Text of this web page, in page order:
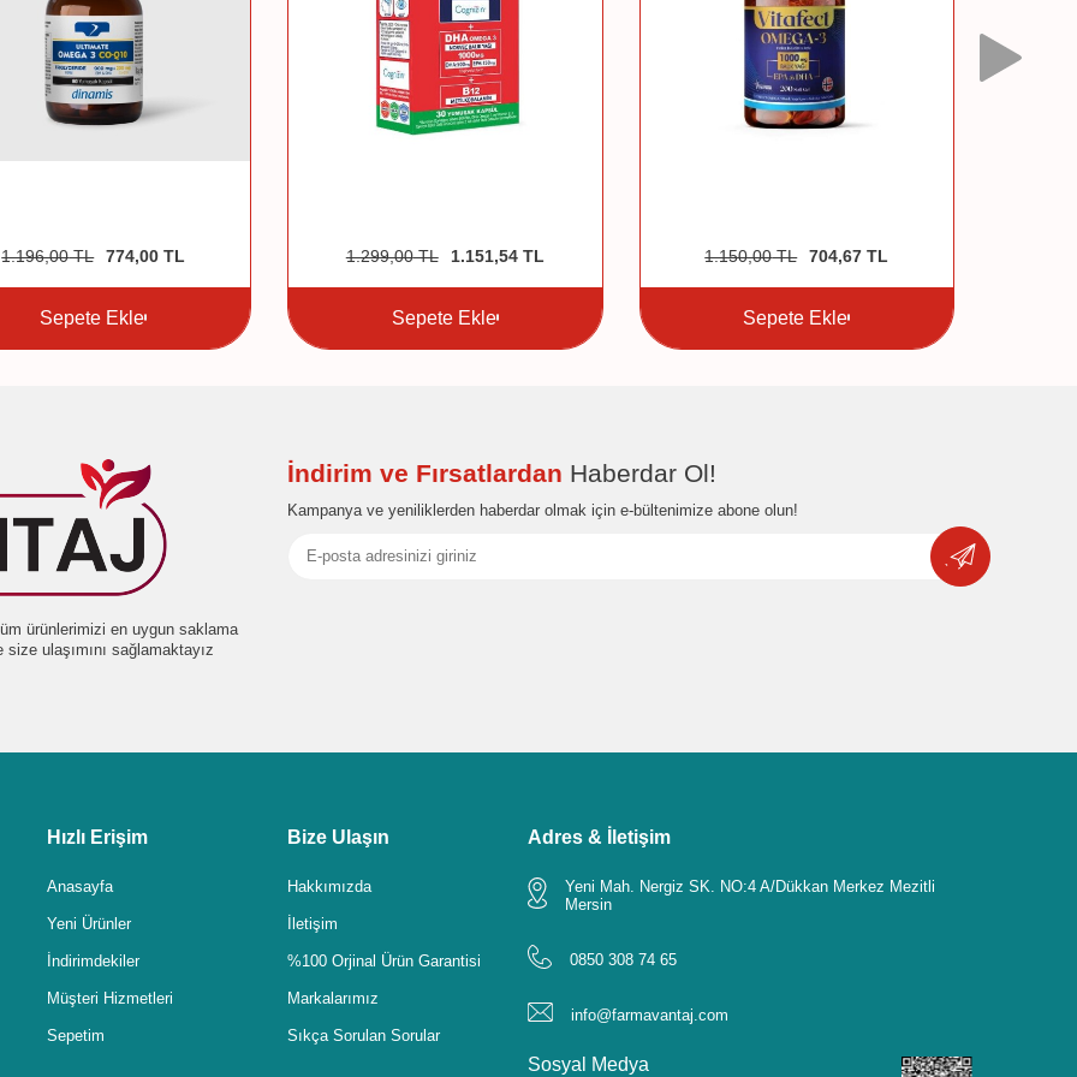
1.196,00TL 774,00 TL
Sepete Ekle
1.299,00TL 1.151,54TL
Sepete Ekle
1.150,00TL 704,67 TL
Sepete Ekle
ürünlerimizi en uygun saklama
ulaşımını sağlamaktayız
İndirim ve Fırsatlardan Haberdar Ol!
Kampanya ve yeniliklerden haberdar olmak için e-bültenimize abone olun!
Hızlı Erişim
Anasayfa
Yeni Ürünler
İndirimdekiler
Müşteri Hizmetleri
Sepetim
Bize Ulaşın
Hakkımızda
İletişim
%100 Orjinal Ürün Garantisi
Markalarımız
Sıkça Sorulan Sorular
Adres & İletişim
Yeni Mah. Nergiz SK. NO:4 A/Dükkan Merkez Mezitli
Mersin
0850 308 74 65
info@farmavantaj.com
Sosyal Medya